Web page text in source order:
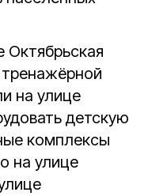
Октябрьская
тренажёрной
на улице
детскую
комплексы
на улице